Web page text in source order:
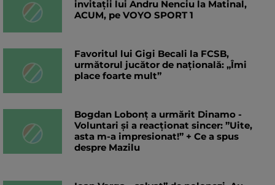
invitații lui Andru Nenciu la Matinal,
ACUM, pe VOYO SPORT 1
Favoritul lui Gigi Becali la FCSB,
următorul jucător de națională: „Îmi
place foarte mult”
Bogdan Lobonț a urmărit Dinamo -
Voluntari și a reacționat sincer: ”Uite,
asta m-a impresionat!” + Ce a spus
despre Mazilu